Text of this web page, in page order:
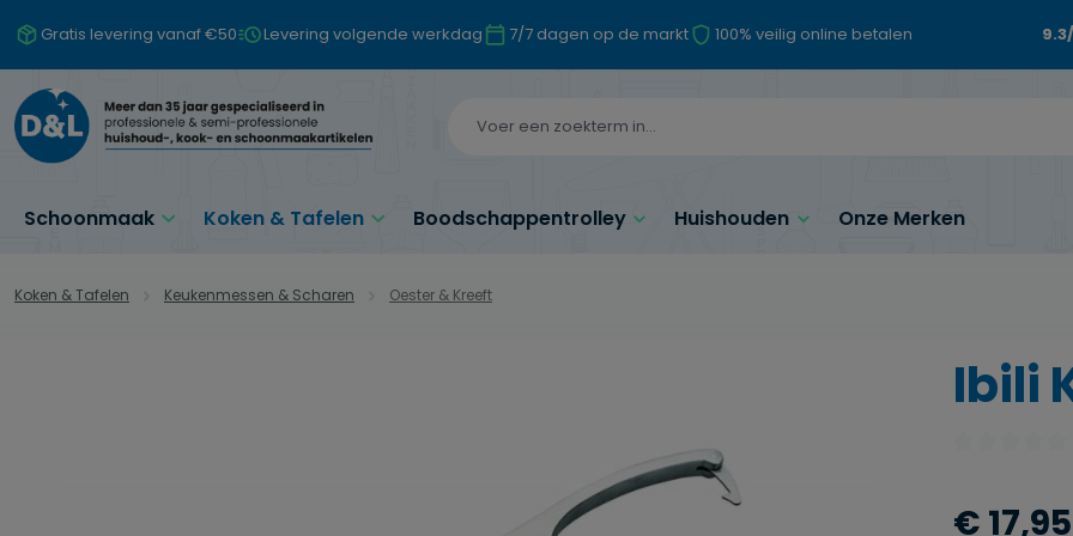
de hoofdinhoud
Ga naar de zoekopdracht
Ga naar de hoofdnavigatie
Gratis levering vanaf €50 Levering volgende werkdag 7/7 dagen op de markt 100% veilig online betalen
Schoonmaak Koken & Tafelen Boodschappentrolley Huishouden Onze Merken
Koken & Tafelen Keukenmessen & Scharen Oester & Kreeft
Ibili
€ 17,95